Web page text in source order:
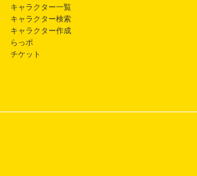
キャラクター一覧
キャラクター検索
キャラクター作成
らっポ
チケット